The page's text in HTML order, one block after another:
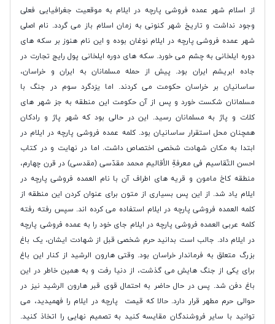
از اسلام شهر عمده فروشی پارچه در ایلام به موقعیت جغرافیایی فعلی
وجود نداشت و تاریخ شهر کنونی به زمان اسلام باز می گردد. نام اصلی
شهر عمده فروشی پارچه در ایلام نوغان بوده و این نام هنوز بر سکه های
دوره ایلخانی به چشم می خورد. سکه های دوره ایلخانی پول رایج تجارت در
جاده ابریشم ایران بود. پیش از حمله مسلمانان به ایران و خراسان،
ساسانیان بر خراسان حکومت می کردند. اما یزدگرد سوم در جنگ با
مسلمانان شکست خورد و پس از آن حکومت این منطقه به جز شهر های
کلات و پاژ به مسلمانان رسید. این در حالی بود که شهر پاژ و رادکان
همچنان محل استقرار ساسانیان بود. کلمه عمده فروشی پارچه در ایلام در
ابتدا به مکان شهادت شخصی اختصاص داشت. اما در نهایت و در کتاب
احسن التّقاسیم فی معرفةِ الأقالیم محمد مقدّسی (مقدسی) در قرن چهارم،
منطقه کاخ مامون و قریه های اطراف آن با نام العمده فروشی پارچه در
ایلام یاد شد. از این پس بسیاری از متون برای عنوان کردن این منطقه از
کلمه العمده فروشی پارچه در ایلام استفاده می کرده اند. سپس رفته رفته
کلمه عربی العمده فروشی پارچه در ایلام جای خود را به عمده فروشی پارچه
در ایلام داد. جالب است بدانید حرم شخصی قبل از شهادت ایشان، یک باغ
بزرگ متعلق به فرماندار خراسان بود. وقتی هارون الرشید از کنار این باغ
برای یکی از جنگ هایش می گذشت، از دنیا رفت و به همین خاطر در این
باغ دفن شد. پس در حال حاضر به احتمال قوی قبر هارون الرشید نیز در
حوالی حرم مطهر قرار دارد. حالا که قیمت پارچه در ایلام را فهمیدید، می
توانید با سایر فروشندگان مقایسه کنید به تصمیم نهایی را اتخاذ کنید.